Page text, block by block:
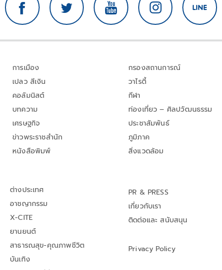
การเมือง
เปลว สีเงิน
คอลัมนิสต์
บทความ
เศรษฐกิจ
ข่าวพระราชสำนัก
หนังสือพิมพ์
กรองสถานการณ์
วาไรตี้
กีฬา
ท่องเที่ยว – ศิลปวัฒนธรรม
ประชาสัมพันธ์
ภูมิภาค
สิ่งแวดล้อม
ต่างประเทศ
อาชญากรรม
X-CITE
ยานยนต์
สาธารณสุข-คุณภาพชีวิต
บันเทิง
PR & PRESS
เกี่ยวกับเรา
ติดต่อและ สนับสนุน
Privacy Policy